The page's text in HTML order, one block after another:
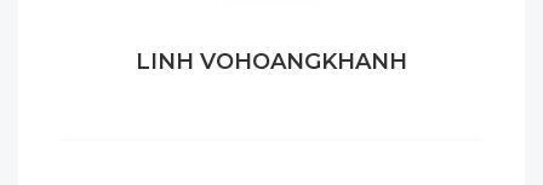
LINH VOHOANGKHANH